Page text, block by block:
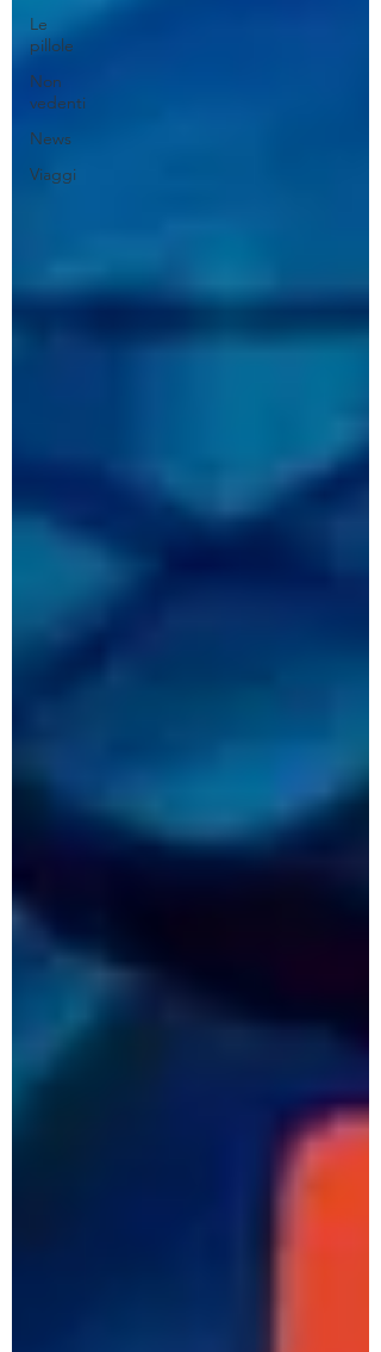
Le
pillole
Non
vedenti
News
Viaggi